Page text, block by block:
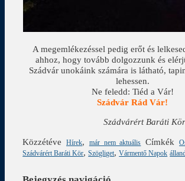
A megemlékezéssel pedig erőt és
ahhoz, hogy tovább dolgozzunk és
Szádvár unokáink számára is látható,
lehessen.
Ne feledd: Tiéd a Vár!
Szádvár Rád Vár!
Szádvárért Baráti
Közzétéve
Hírek, már nem aktuális Címkék
Szádvárért Baráti Kör,Szögliget,Vármentő Napok